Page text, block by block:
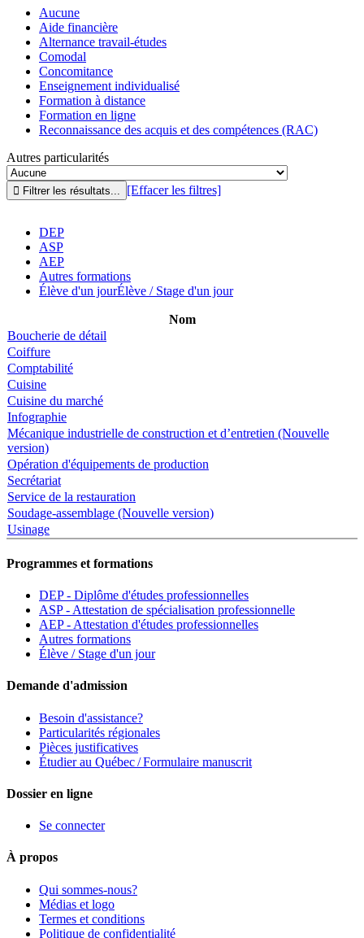
Aucune
Aide financière
Alternance travail-études
Comodal
Concomitance
Enseignement individualisé
Formation à distance
Formation en ligne
Reconnaissance des acquis et des compétences (RAC)
Autres particularités
[Effacer les filtres]
DEP
ASP
AEP
Autres formations
Élève d'un jourÉlève / Stage d'un jour
Nom
Boucherie de détail
Coiffure
Comptabilité
Cuisine
Cuisine du marché
Infographie
Mécanique industrielle de construction et d’entretien (Nouvelle
version)
Opération d'équipements de production
Secrétariat
Service de la restauration
Soudage-assemblage (Nouvelle version)
Usinage
Programmes et formations
DEP - Diplôme d'études professionnelles
ASP - Attestation de spécialisation professionnelle
AEP - Attestation d'études professionnelles
Autres formations
Élève / Stage d'un jour
Demande d'admission
Besoin d'assistance?
Particularités régionales
Pièces justificatives
Étudier au Québec / Formulaire manuscrit
Dossier en ligne
Se connecter
À propos
Qui sommes-nous?
Médias et logo
Termes et conditions
Politique de confidentialité